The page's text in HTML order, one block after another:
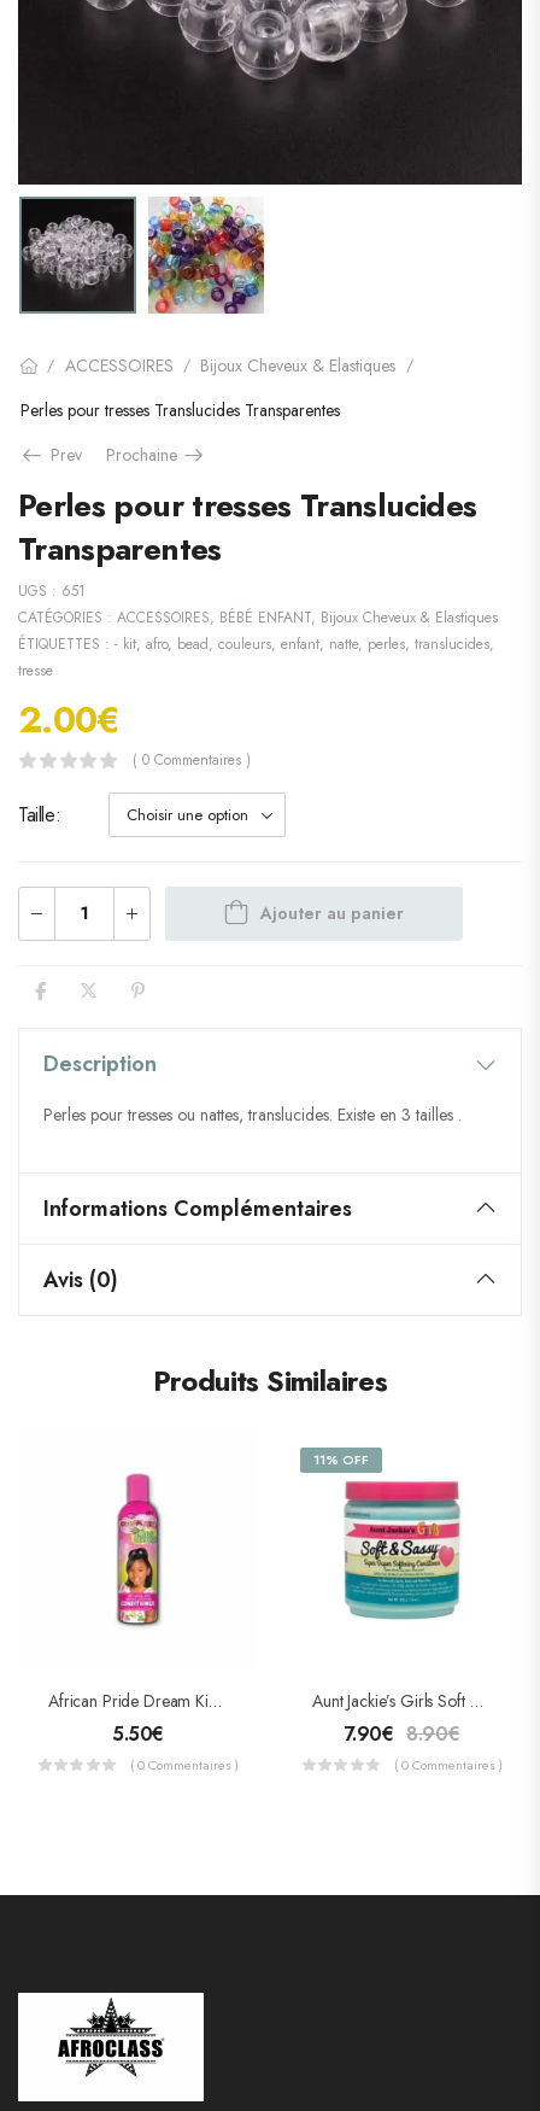
/ ACCESSOIRES / Bijoux Cheveux & Elastiques /
Perles pour tresses Translucides Transparentes
Prev
Prochaine
Perles pour tresses Translucides
Transparentes
UGS : 651
CATÉGORIES : ACCESSOIRES, BÉBÉ ENFANT, Bijoux Cheveux & Elastiques
ÉTIQUETTES : - kit, afro, bead, couleurs, enfant, natte, perles, translucides,
tresse
2.00€
( 0 Commentaires )
Taille
Ajouter au panier
Description
Perles pour tresses ou nattes, translucides. Existe en 3 tailles .
Informations Complémentaires
Avis (0)
Produits Similaires
African Pride Dream Kids Après Shampooing Démêlant Et Hydratant
5.50€
( 0 Commentaires )
11% OFF
Aunt Jackie’s Girls Soft And Sassy (après-Shampoing Super Adoucissant) 426g
7.90€ 8.90€
( 0 Commentaires )